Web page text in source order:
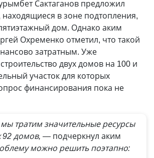
Сактаганов предложил
находящиеся в зоне подтопления,
дом. Однако аким
Охременко отметил, что такой
затратным. Уже
двух домов на 100 и
участок для которых
финансирования пока не
тратим значительные ресурсы
92 домов, — подчеркнул аким
можно решить поэтапно: